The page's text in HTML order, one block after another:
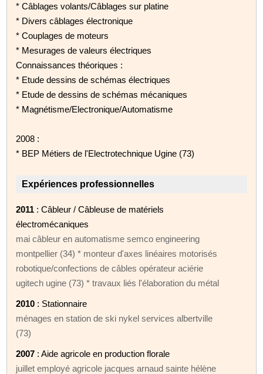
* Câblages volants/Câblages sur platine
* Divers câblages électronique
* Couplages de moteurs
* Mesurages de valeurs électriques
Connaissances théoriques :
* Etude dessins de schémas électriques
* Etude de dessins de schémas mécaniques
* Magnétisme/Electronique/Automatisme
2008 :
* BEP Métiers de l'Electrotechnique Ugine (73)
Expériences professionnelles
2011 : Câbleur / Câbleuse de matériels
électromécaniques
mai câbleur en automatisme semco engineering
montpellier (34) * monteur d'axes linéaires motorisés
robotique/confections de câbles opérateur aciérie
ugitech ugine (73) * travaux liés l'élaboration du métal
2010 : Stationnaire
ménages en station de ski nykel services albertville
(73)
2007 : Aide agricole en production florale
juillet employé agricole jacques arnaud sainte hélène